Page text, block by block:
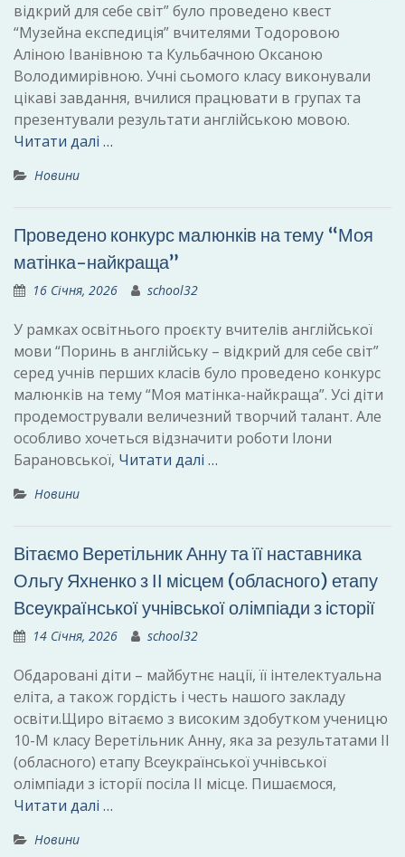
відкрий для себе світ” було проведено квест
“Музейна експедиція” вчителями Тодоровою
Аліною Іванівною та Кульбачною Оксаною
Володимирівною. Учні сьомого класу виконували
цікаві завдання, вчилися працювати в групах та
презентували результати англійською мовою.
Читати далі …
Новини
Проведено конкурс малюнків на тему “Моя
матінка-найкраща”
16 Січня, 2026 school32
У рамках освітнього проєкту вчителів англійської
мови “Поринь в англійську – відкрий для себе світ”
серед учнів перших класів було проведено конкурс
малюнків на тему “Моя матінка-найкраща”. Усі діти
продемострували величезний творчий талант. Але
особливо хочеться відзначити роботи Ілони
Барановської, Читати далі …
Новини
Вітаємо Веретільник Анну та її наставника
Ольгу Яхненко з ІІ місцем (обласного) етапу
Всеукраїнської учнівської олімпіади з історії
14 Січня, 2026 school32
Обдаровані діти – майбутнє нації, її інтелектуальна
еліта, а також гордість і честь нашого закладу
освіти.Щиро вітаємо з високим здобутком ученицю
10-М класу Веретільник Анну, яка за результатами ІІ
(обласного) етапу Всеукраїнської учнівської
олімпіади з історії посіла ІІ місце. Пишаємося,
Читати далі …
Новини